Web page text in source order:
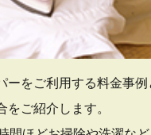
ーをご利用する料金事例
をご紹介します。